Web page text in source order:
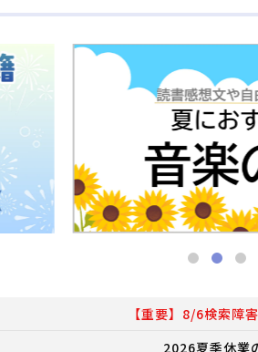
【重要】8/6検索障
2026夏季休業